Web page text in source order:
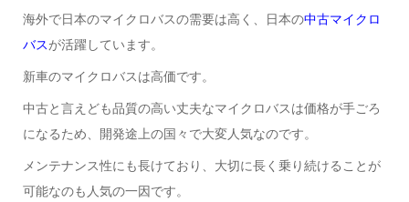
海外で日本のマイクロバスの需要は高く、日本の中古マイクロ
バスが活躍しています。
新車のマイクロバスは高価です。
中古と言えども品質の高い丈夫なマイクロバスは価格が手ごろ
になるため、開発途上の国々で大変人気なのです。
メンテナンス性にも長けており、大切に長く乗り続けることが
可能なのも人気の一因です。